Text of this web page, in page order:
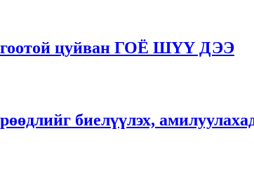
цуйван ГОЁ ШҮҮ ДЭЭ
биелүүлэх, амилуулахад